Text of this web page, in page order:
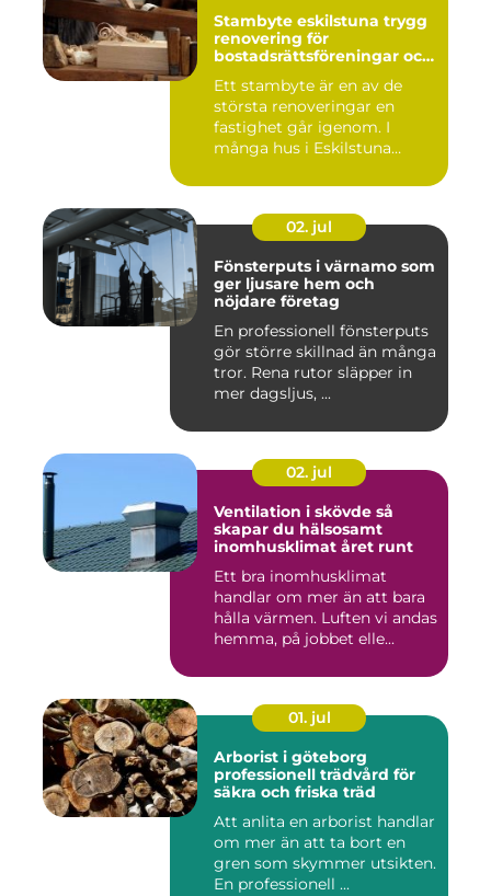
Stambyte eskilstuna trygg
renovering för
bostadsrättsföreningar och
Ett stambyte är en av de
största renoveringar en
fastighet går igenom. I
många hus i Eskilstuna
02. jul
Fönsterputs i värnamo som
ger ljusare hem och
nöjdare företag
En professionell fönsterputs
gör större skillnad än många
tror. Rena rutor släpper in
mer dagsljus, ...
02. jul
Ventilation i skövde så
skapar du hälsosamt
inomhusklimat året runt
Ett bra inomhusklimat
handlar om mer än att bara
hålla värmen. Luften vi andas
hemma, på jobbet elle...
01. jul
Arborist i göteborg
professionell trädvård för
säkra och friska träd
Att anlita en arborist handlar
om mer än att ta bort en
gren som skymmer utsikten.
En professionell ...